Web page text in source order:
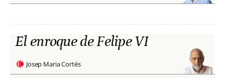
El enroque de Felipe VI
Josep Maria Cortés